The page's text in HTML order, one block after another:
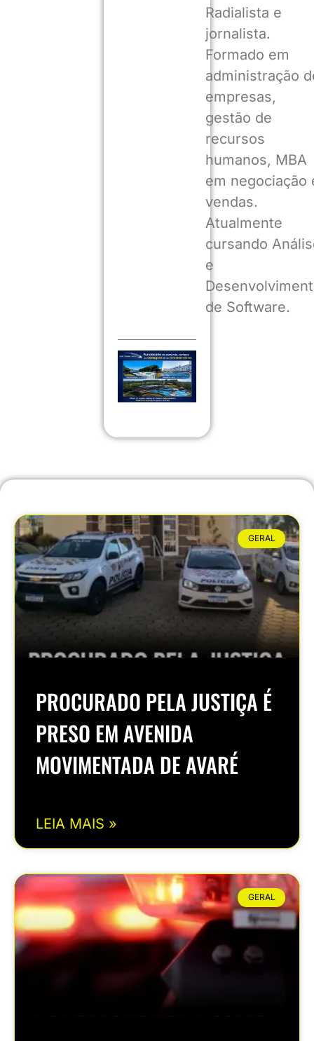
Radialista e
jornalista.
Formado em
administração
empresas,
gestão de
recursos
humanos, MBA
em negociação
vendas.
Atualmente
cursando
e
de Software.
GERAL
PROCURADO PELA JUSTIÇA É
PRESO EM AVENIDA
MOVIMENTADA DE AVARÉ
LEIA MAIS »
GERAL